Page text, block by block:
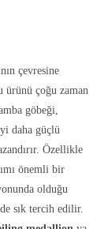
çevresine
ürünü çoğu zaman
göbeği,
daha güçlü
Özellikle
önemli bir
olduğu
sık tercih edilir.